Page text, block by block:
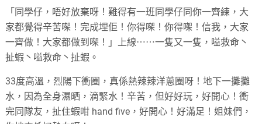
「同學仔，唔好放棄呀！難得有一班同學仔同你一齊練，大
家都覺得辛苦㗎！完成埋佢！你得㗎！你得㗎！信我，大家
一齊做！大家都做到㗎！」上線⋯⋯一隻又一隻，嗌救命丶
扯蝦丶嗌救命丶扯蝦。
33度高溫，烈陽下衝圈，真係熱辣辣洋蔥圈呀！地下一攤攤
水，因為全身濕晒，滴緊水！辛苦，但好好玩，好開心！衝
完同隊友，扯住蝦咁 hand five，好開心！好滿足！姐妹們，